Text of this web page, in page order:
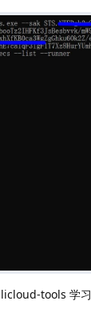
tools 学习